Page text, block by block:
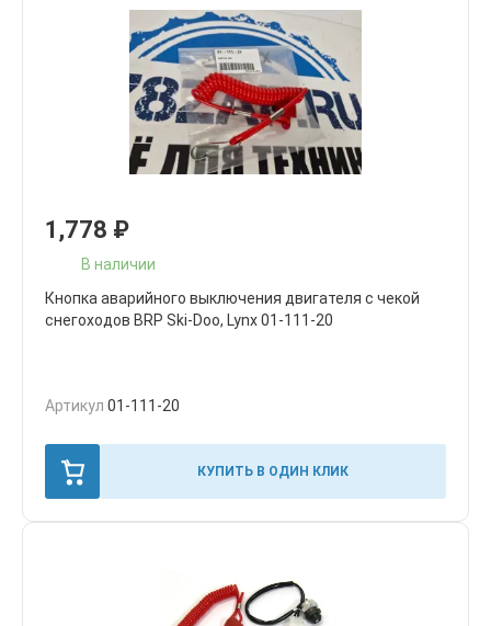
1,778 ₽
В наличии
Кнопка аварийного выключения двигателя с чекой
снегоходов BRP Ski-Doo, Lynx 01-111-20
Артикул 01-111-20
КУПИТЬ В ОДИН КЛИК